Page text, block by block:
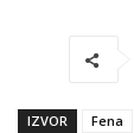
IZVOR
Fena